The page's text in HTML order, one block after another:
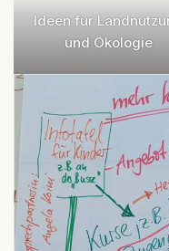
Ideen für
und Ökologie